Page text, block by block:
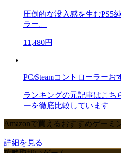
圧倒的な没入感を生むPS5
ラー。
11,480円
PC/Steamコントローラーお
ランキングの元記事はこち
ーを徹底比較しています
Amazonで買えるおすすめゲーミ
詳細を見る